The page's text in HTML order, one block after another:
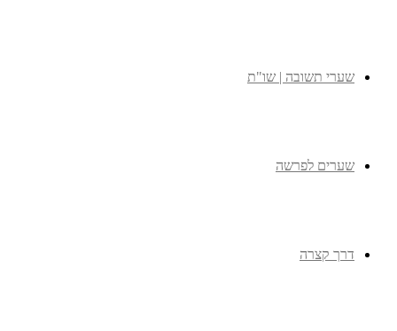
שערי תשובה | שו"ת
שערים לפרשה
דרך קצרה